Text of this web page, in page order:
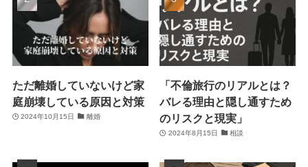
ただ離婚していないけど家
庭崩壊している原因と対策
2024年10月15日 離婚
「不倫旅行のリアルとは？
バレる理由と隠し通すため
のリスクと現実」
2024年8月15日 相談